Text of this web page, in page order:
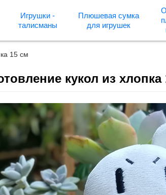
Игрушки -
талисманы
Плюшевая сумка
для игрушек
15 см
кукол из хлопка